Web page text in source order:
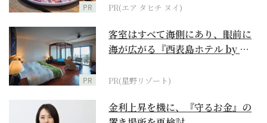
PR PR(エア タヒチ ヌイ)
PR
客室はすべて海側にあり、眼前に
海が広がる『西表島ホテル by 星
PR(星野リゾート)
金利上昇を機に、『守るお金』の